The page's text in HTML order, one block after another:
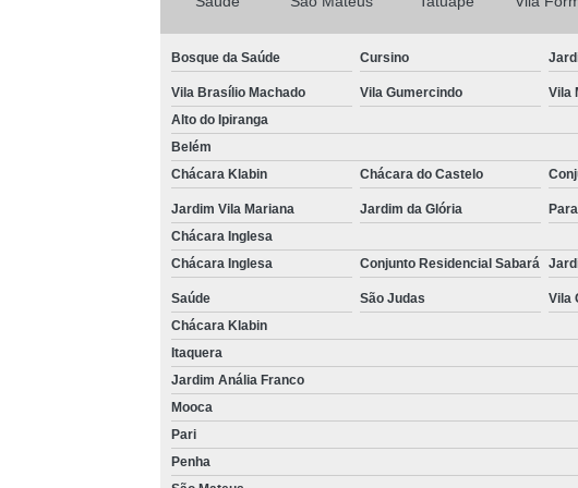
Bosque da Saúde Cursino
Vila Brasílio Machado Vila Gumercindo Vila
Alto do Ipiranga
Belém
Chácara Klabin
Chácara do Castelo
Jardim Vila Mariana Jardim da Glória
Chácara Inglesa
Chácara Inglesa
Conjunto Residencial Sabará
Saúde São Judas Vila
Chácara Klabin
Itaquera
Jardim Anália Franco
Mooca
Pari
Penha